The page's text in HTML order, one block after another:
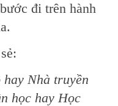
đi trên hành
Nhà truyền
học hay Học